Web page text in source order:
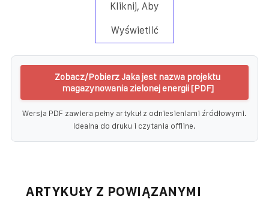
Kliknij, Aby
Wyświetlić
Zobacz/Pobierz Jaka jest nazwa projektu
magazynowania zielonej energii [PDF]
Wersja PDF zawiera pełny artykuł z odniesieniami źródłowymi.
Idealna do druku i czytania offline.
ARTYKUŁY Z POWIĄZANYMI